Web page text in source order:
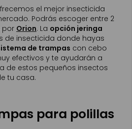
el mejor insecticida
Podrás escoger entre 2
por Orion. La opción jeringa
de insecticida donde hayas
de trampas con cebo
efectivos y te ayudarán a
de estos pequeños insectos
tu casa.
para polillas